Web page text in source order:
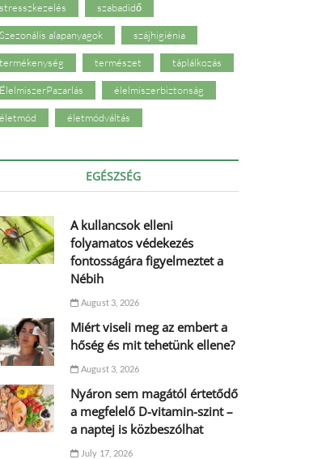
stresszkezelés szabadidő
Szezonális alapanyagok szájhigiénia
termékenység természet táplálkozás
ÉlelmiszerPazarlás élelmiszerbiztonság
életmód életmódváltás
EGÉSZSÉG
A kullancsok elleni
folyamatos védekezés
fontosságára figyelmeztet a
Nébih
August 3, 2026
Miért viseli meg az embert a
hőség és mit tehetünk ellene?
August 3, 2026
Nyáron sem magától értetődő
a megfelelő D-vitamin-szint –
a naptej is közbeszólhat
July 17, 2026